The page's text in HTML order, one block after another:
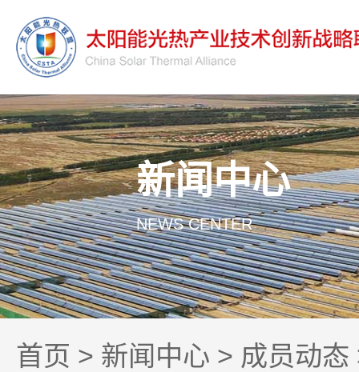
新闻中心
NEWS CENTER
首页 > 新闻中心 > 成员动态